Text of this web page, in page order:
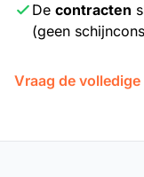
De contracten
(geen
Vraag de